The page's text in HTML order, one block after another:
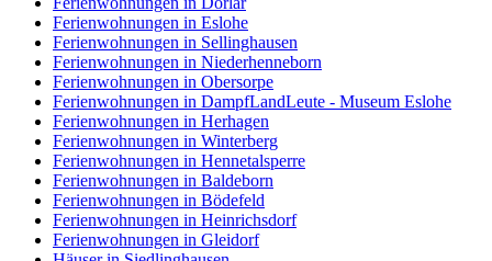
Ferienwohnungen in Eslohe
Ferienwohnungen in Sellinghausen
Ferienwohnungen in Niederhenneborn
Ferienwohnungen in Obersorpe
Ferienwohnungen in DampfLandLeute - Museum Eslohe
Ferienwohnungen in Herhagen
Ferienwohnungen in Winterberg
Ferienwohnungen in Hennetalsperre
Ferienwohnungen in Baldeborn
Ferienwohnungen in Bödefeld
Ferienwohnungen in Heinrichsdorf
Ferienwohnungen in Gleidorf